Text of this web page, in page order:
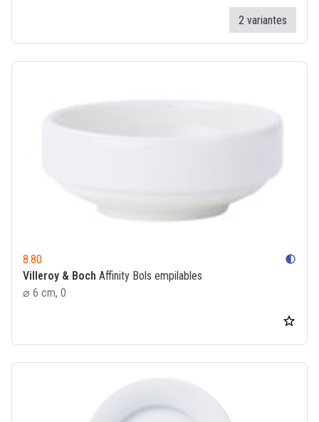
2 variantes
8.80 contrast
Villeroy & Boch Affinity Bols empilables
⌀ 6 cm, 0